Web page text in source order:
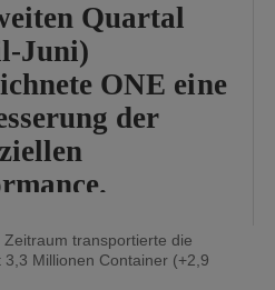
Quartal
Juni)
ONE eine
der
Zeitraum transportierte die
3,3 Millionen Container (+2,9